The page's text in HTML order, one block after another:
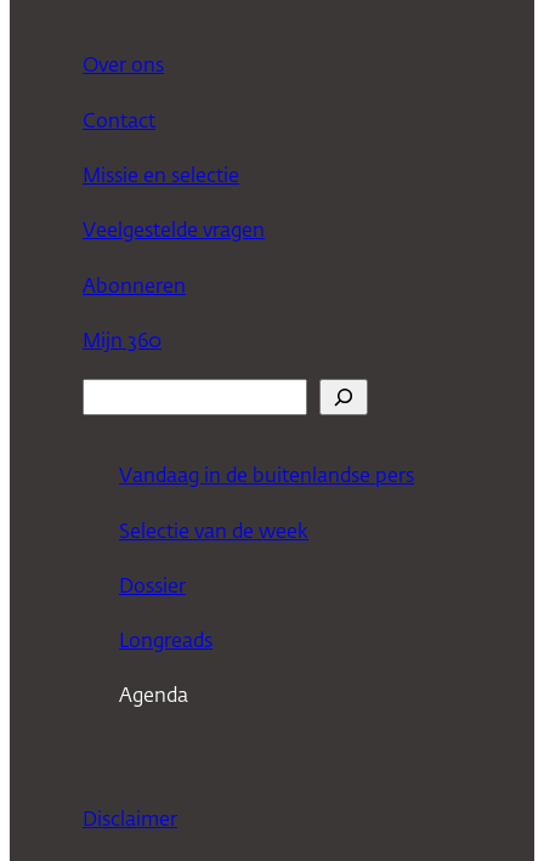
Over ons
Contact
Missie en selectie
Veelgestelde vragen
Abonneren
Mijn 360
Vandaag in de buitenlandse pers
Selectie van de week
Dossier
Longreads
Agenda
Disclaimer